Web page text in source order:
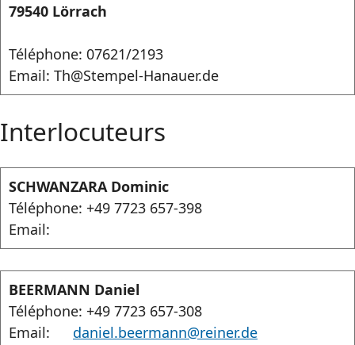
79540 Lörrach
Téléphone: 07621/2193
Email: Th@Stempel-Hanauer.de
Interlocuteurs
SCHWANZARA Dominic
Téléphone: +49 7723 657-398
Email:
BEERMANN Daniel
Téléphone: +49 7723 657-308
Email:
daniel.beermann@reiner.de